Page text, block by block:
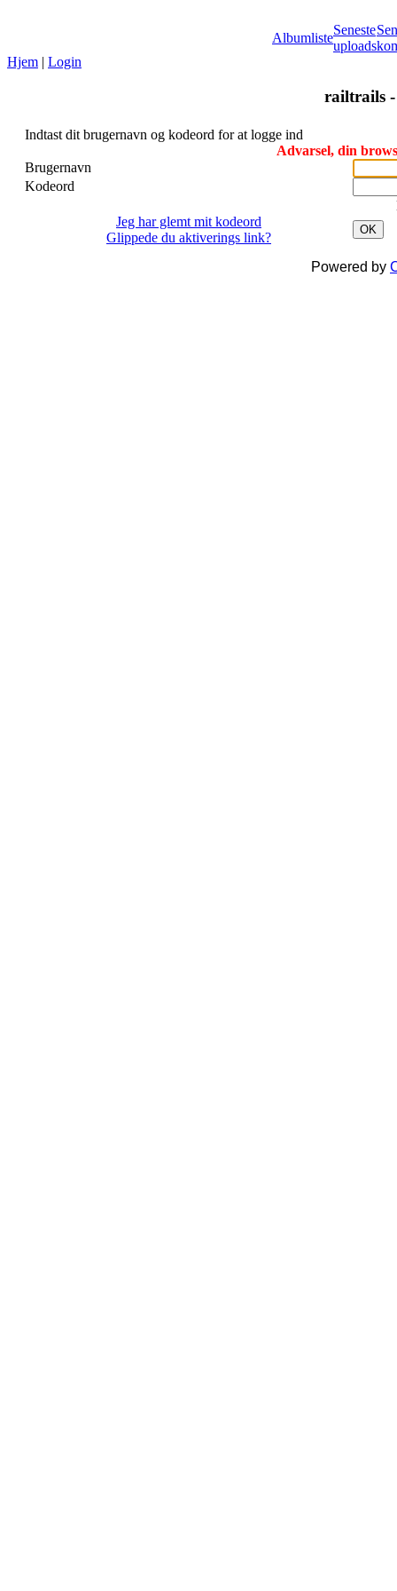
Albumliste
Seneste
uploads
Hjem | Login
railtrails
Indtast dit brugernavn og kodeord for at logge ind
Advarsel, din
Brugernavn
Kodeord
Jeg har glemt mit kodeord
Glippede du aktiverings link?
OK
Powered by